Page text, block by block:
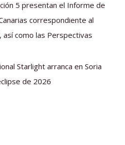
5 presentan el Informe de
correspondiente al
como las Perspectivas
Starlight arranca en Soria
de 2026